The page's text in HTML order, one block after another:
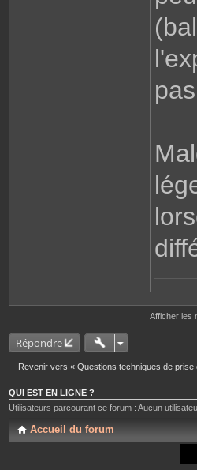
Afficher les
Répondre
Revenir vers « Questions techniques de prise
QUI EST EN LIGNE ?
Utilisateurs parcourant ce forum : Aucun
Accueil du forum